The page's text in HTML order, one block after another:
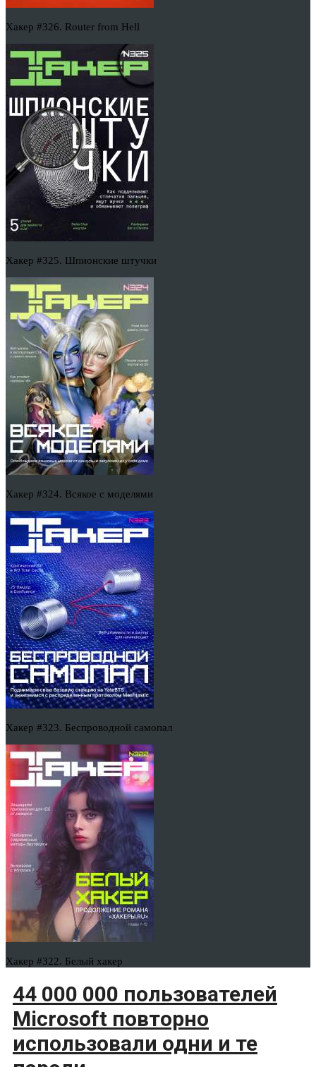
Хакер #326. Router from Hell
Хакер #325. Шпионские штучки
Хакер #324. Всякое с моделями
Хакер #323. Беспроводной самопал
Хакер #322. Белый хакер
44 000 000 пользователей
Microsoft повторно
использовали одни и те